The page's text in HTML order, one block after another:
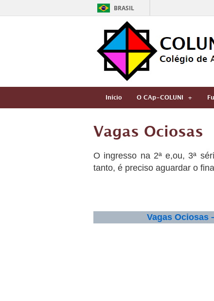
BRASIL
Início O CAp-COLUNI
Vagas Ociosas
O ingresso na 2ª e,ou, 3ª
tanto, é preciso aguardar o
Vagas Ociosas